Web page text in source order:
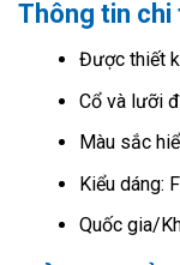
Thông tin chi
Được thiết
Cổ và lưỡi
Màu sắc
Kiểu dáng:
Quốc gia/